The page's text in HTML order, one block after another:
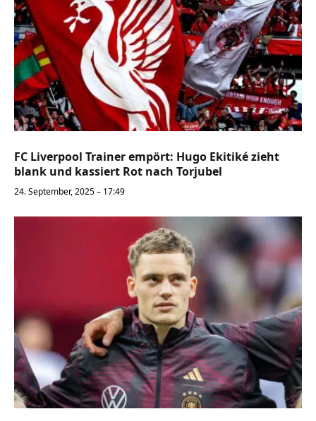
FC Liverpool Trainer empört: Hugo Ekitiké zieht
blank und kassiert Rot nach Torjubel
24. September, 2025 – 17:49